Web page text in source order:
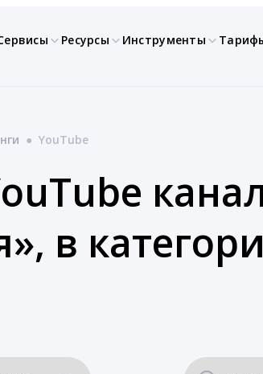
Ресурсы Инструменты
● YouTube
в